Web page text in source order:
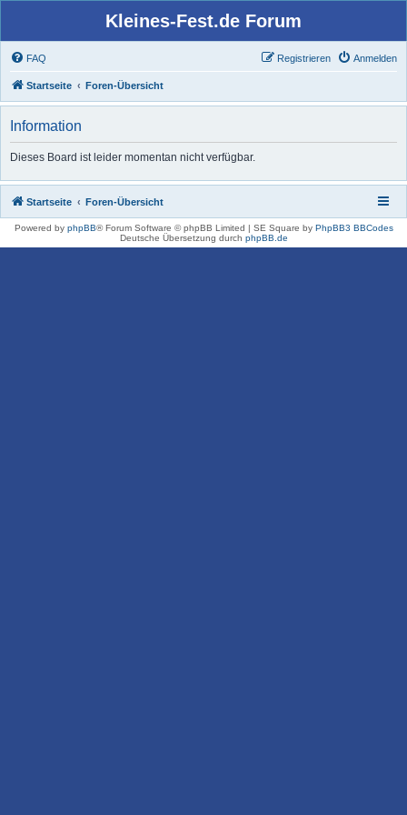
Kleines-Fest.de Forum
FAQ Anmelden
Registrieren
Startseite Foren-Übersicht
Information
Dieses Board ist leider momentan nicht verfügbar.
Startseite Foren-Übersicht
Powered by phpBB® Forum Software © phpBB Limited | SE Square by PhpBB3 BBCodes
Deutsche Übersetzung durch phpBB.de